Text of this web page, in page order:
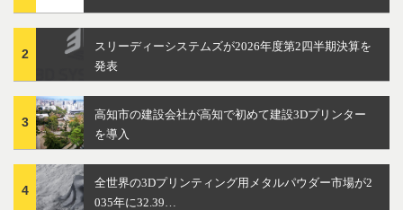
2
スリーディーシステムズが2026年度第2四半期決算を
発表
3
高知市の建設会社が高知で初めて建設3Dプリンター
を導入
4
全世界の3Dプリンティング用メタルパウダー市場が2
035年に32.39…